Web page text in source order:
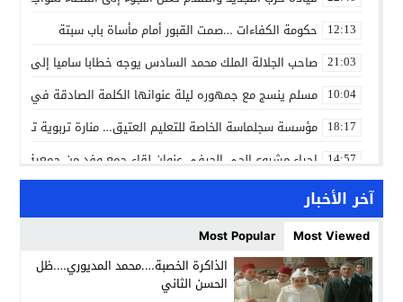
12:13 حكومة الكفاءات …صمت القبور أمام مأساة باب سبتة
21:03 صاحب الجلالة الملك محمد السادس يوجه خطابا ساميا إلى
10:04 مسلم ينسج مع جمهوره ليلة عنوانها الكلمة الصادقة في
18:17 مؤسسة سجلماسة الخاصة للتعليم العتيق… منارة تربوية تجمع
14:57 إحياء مشروع الحي الحرفي عنوان لقاء جمع وفد من جمعية
14:24 بن كيران يهاجم “البام”: “حزب الفساد وقياداته انتهى
كمال محرر يقود استئنافية تارودانت: مسار قضائي راسخ ورؤية
11:05 حبشان وكيلاً عاماً بتارودانت: ترقية جديدة في الحركة القضائية
21:28 حزب الديمقراطيين الجدد يؤسس منظمتي شباب ونساء الصحراء
آخر الأخبار
Most Viewed
Most Popular
الذاكرة الخصبة….محمد المديوري….ظل
الحسن الثاني